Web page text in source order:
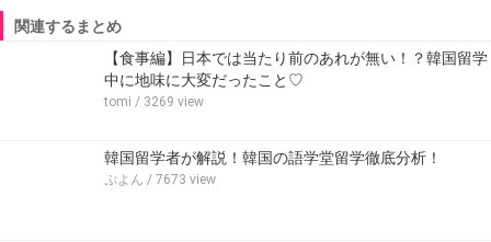
関連するまとめ
【食事編】日本では当たり前のあれが無い！？韓国留学
中に地味に大変だったこと♡
tomi / 3269 view
韓国留学者が解説！韓国の語学堂留学徹底分析！
ぷよん / 7673 view